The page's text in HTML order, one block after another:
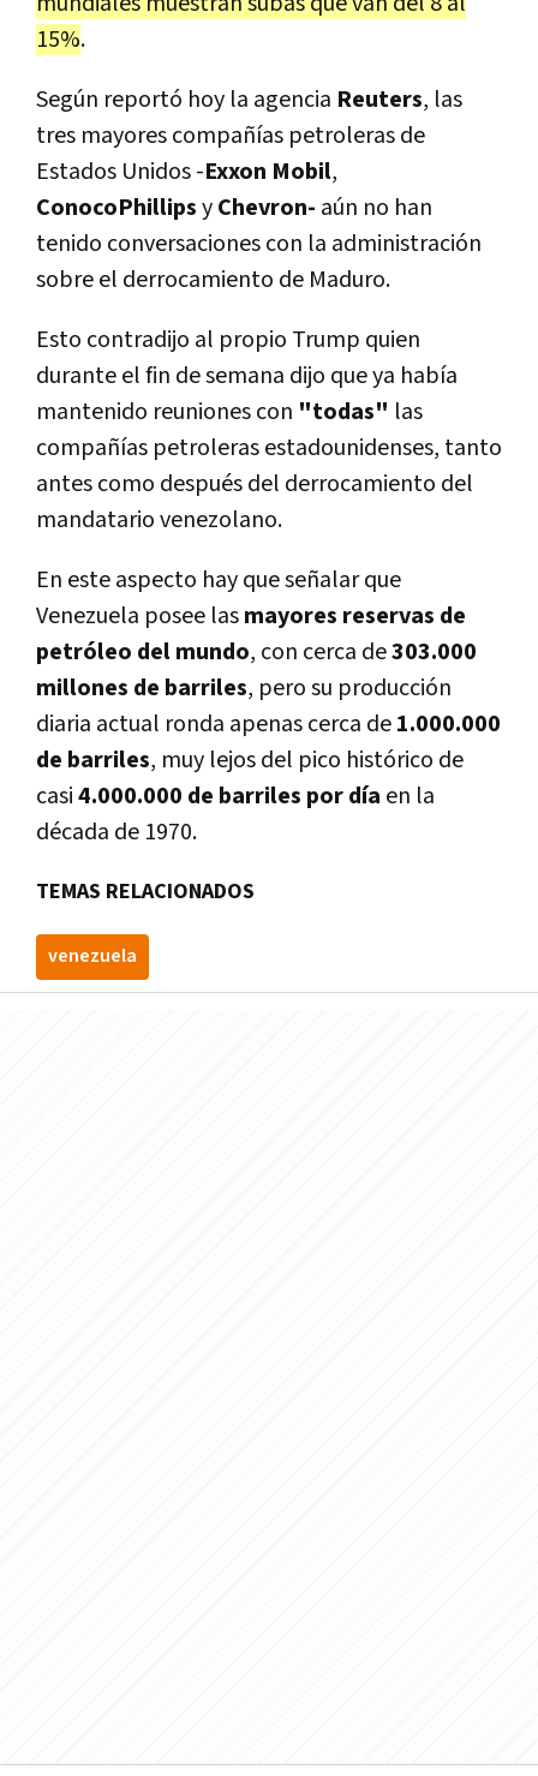
15%.
Según reportó hoy la agencia Reuters, las
tres mayores compañías petroleras de
Estados Unidos -Exxon Mobil,
ConocoPhillipsyChevron- aún no han
tenido conversaciones con la administración
sobre el derrocamiento de Maduro.
Esto contradijo al propio Trump quien
durante el fin de semana dijo que ya había
mantenido reuniones con "todas" las
compañías petroleras estadounidenses, tanto
antes como después del derrocamiento del
mandatario venezolano.
En este aspecto hay que señalar que
Venezuela posee lasmayores reservas de
petróleo del mundo, con cerca de303.000
millones de barriles, pero su producción
diaria actual ronda apenas cerca de1.000.000
de barriles, muy lejos del pico histórico de
casi4.000.000 de barriles por día en la
década de 1970.
TEMAS RELACIONADOS
venezuela